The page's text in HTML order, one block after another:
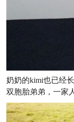
奶奶的kimi也已经
双胞胎弟弟，一家